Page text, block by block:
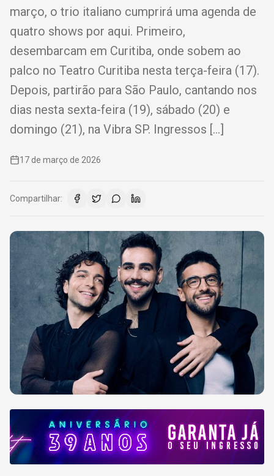
março, o trio italiano cumprirá uma agenda de
quatro shows por aqui. Primeiro,
desembarcam em Curitiba, onde sobem ao
palco no Teatro Curitiba nesta terça-feira (17).
Depois, partirão para São Paulo, cantando nos
dias nesta sexta-feira (19), sábado (20) e
domingo (21), na Vibra SP. Ingressos […]
17 de março de 2026
Compartilhar: